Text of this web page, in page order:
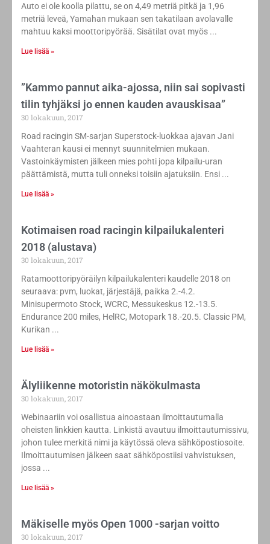
Auto ei ole koolla pilattu, se on 4,49 metriä pitkä ja 1,96
metriä leveä, Yamahan mukaan sen takatilaan avolavalle
mahtuu kaksi moottoripyörää. Sisätilat ovat myös
Lue lisää »
”Kammo pannut aika-ajossa, niin sai sopivasti
tilin tyhjäksi jo ennen kauden avauskisaa”
30 lokakuun, 2017
Road racingin SM-sarjan Superstock-luokkaa ajavan Jani
Vaahteran kausi ei mennyt suunnitelmien mukaan.
Vastoinkäymisten jälkeen mies pohti jopa kilpailu-uran
päättämistä, mutta tuli onneksi toisiin ajatuksiin. Ensi
Lue lisää »
Kotimaisen road racingin kilpailukalenteri
2018 (alustava)
30 lokakuun, 2017
Ratamoottoripyöräilyn kilpailukalenteri kaudelle 2018 on
seuraava: pvm, luokat, järjestäjä, paikka 2.-4.2.
Minisupermoto Stock, WCRC, Messukeskus 12.-13.5.
Endurance 200 miles, HelRC, Motopark 18.-20.5. Classic PM,
Kurikan
Lue lisää »
Älyliikenne motoristin näkökulmasta
30 lokakuun, 2017
Webinaariin voi osallistua ainoastaan ilmoittautumalla
oheisten linkkien kautta. Linkistä avautuu ilmoittautumissivu,
johon tulee merkitä nimi ja käytössä oleva sähköpostiosoite.
Ilmoittautumisen jälkeen saat sähköpostiisi vahvistuksen,
jossa
Lue lisää »
Mäkiselle myös Open 1000 -sarjan voitto
30 lokakuun, 2017